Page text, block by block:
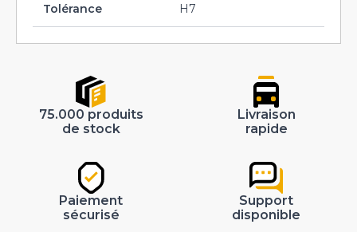
Tolérance H7
75.000 produits
de stock
Livraison
rapide
Paiement
sécurisé
Support
disponible